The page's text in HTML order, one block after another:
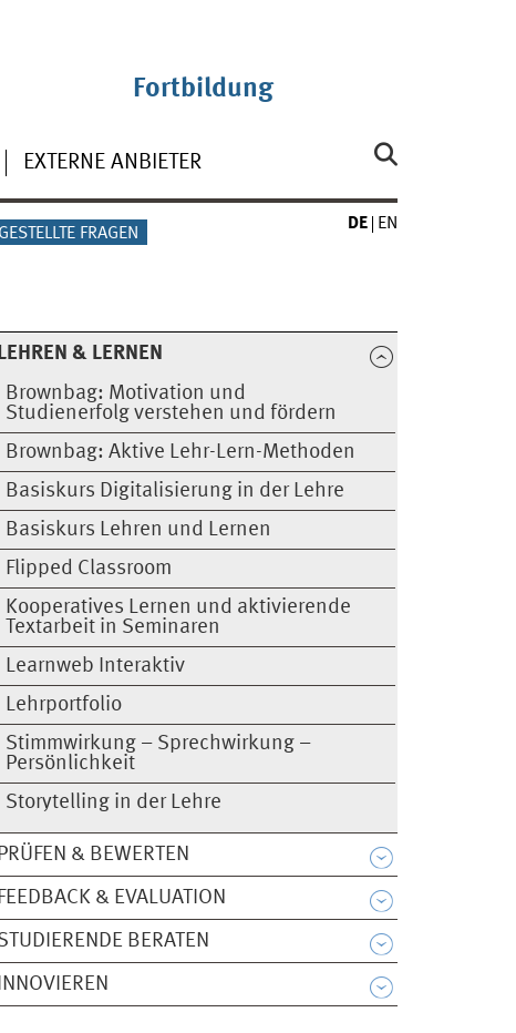
Fortbildung
EXTERNE ANBIETER
FRAGEN
DE EN
LEHREN & LERNEN
Brownbag: Motivation und
Studienerfolg verstehen und fördern
Brownbag: Aktive Lehr-Lern-Methoden
Basiskurs Digitalisierung in der Lehre
Basiskurs Lehren und Lernen
Flipped Classroom
Kooperatives Lernen und aktivierende
Textarbeit in Seminaren
Learnweb Interaktiv
Lehrportfolio
Stimmwirkung – Sprechwirkung –
Persönlichkeit
Storytelling in der Lehre
PRÜFEN & BEWERTEN
FEEDBACK & EVALUATION
BERATEN
INNOVIEREN